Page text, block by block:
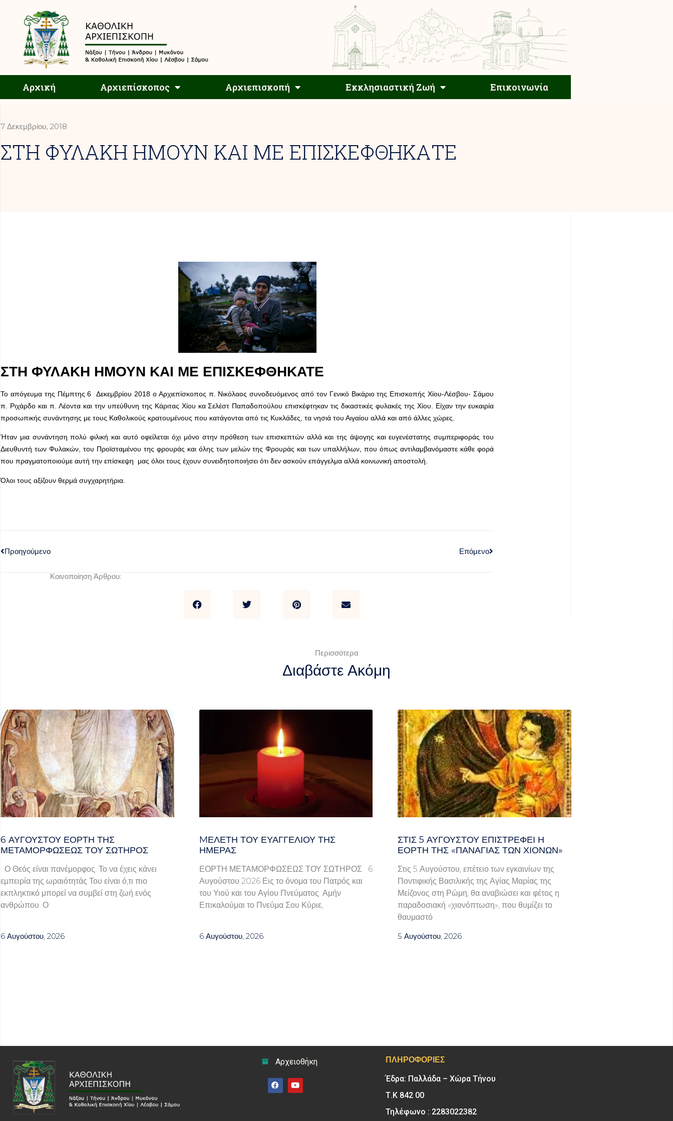
Αρχική Αρχιεπίσκοπος Αρχιεπισκοπή Εκκλησιαστική Ζωή Επικοινωνία
Αρχιεπισκοπή Εκκλησιαστική Ζωή Επικοινωνία
7 Δεκεμβρίου, 2018
ΣΤΗ ΦΥΛΑΚΗ ΗΜΟΥΝ ΚΑΙ ΜΕ ΕΠΙΣΚΕΦΘΗΚΑΤΕ
ΣΤΗ ΦΥΛΑΚΗ ΗΜΟΥΝ ΚΑΙ ΜΕ ΕΠΙΣΚΕΦΘΗΚΑΤΕ
Το απόγευμα της Πέμπτης 6 Δεκεμβρίου 2018 ο Αρχιεπίσκοπος π. Νικόλαος συνοδευόμενος από τον Γενικό Βικάριο της Επισκοπής Χίου-Λέσβου- Σάμου
π. Ριχάρδο και π. Λέοντα και την υπεύθυνη της Κάριτας Χίου κα Σελέστ Παπαδοπούλου επισκέφτηκαν τις δικαστικές φυλακές της Χίου. Είχαν την ευκαιρία
προσωπικής συνάντησης με τους Καθολικούς κρατουμένους που κατάγονται από τις Κυκλάδες, τα νησιά του Αιγαίου αλλά και από άλλες χώρες.
Ήταν μια συνάντηση πολύ φιλική και αυτό οφείλεται όχι μόνο στην πρόθεση των επισκεπτών αλλά και της άψογης και ευγενέστατης συμπεριφοράς του
Διευθυντή των Φυλακών, του Προϊσταμένου της φρουράς και όλης των μελών της Φρουράς και των υπαλλήλων, που όπως αντιλαμβανόμαστε κάθε φορά
που πραγματοποιούμε αυτή την επίσκεψη μας όλοι τους έχουν συνειδητοποιήσει ότι δεν ασκούν επάγγελμα αλλά κοινωνική αποστολή.
Όλοι τους αξίζουν θερμά συγχαρητήρια.
Προηγούμενο Επόμενο
Κοινοποίηση Άρθρου:
Περισσότερα
Διαβάστε Ακόμη
6 ΑΥΓΟΥΣΤΟΥ ΕΟΡΤΗ ΤΗΣ
ΜΕΤΑΜΟΡΦΩΣΕΩΣ ΤΟΥ ΣΩΤΗΡΟΣ
Ο Θεός είναι πανέμορφος. Το να έχεις κάνει
εμπειρία της ωραιότητάς Του είναι ό,τι πιο
εκπληκτικό μπορεί να συμβεί στη ζωή ενός
ανθρώπου. Ο
6 Αυγούστου, 2026
MΕΛΈΤΗ ΤΟΥ ΕΥΑΓΓΕΛΊΟΥ ΤΗΣ
ΗΜΈΡΑΣ
ΕΟΡΤΗ ΜΕΤΑΜΟΡΦΩΣΕΩΣ ΤΟΥ ΣΩΤΗΡΟΣ 6
Αυγούστου 2026 Εις το όνομα του Πατρός και
του Υιού και του Αγίου Πνεύματος. Αμήν
Επικαλούμαι το Πνεύμα Σου Κύριε,
6 Αυγούστου, 2026
ΣΤΙΣ 5 ΑΥΓΟΎΣΤΟΥ ΕΠΙΣΤΡΈΦΕΙ Η
ΕΟΡΤΉ ΤΗΣ «ΠΑΝΑΓΊΑΣ ΤΩΝ ΧΙΌΝΩΝ»
Στις 5 Αυγούστου, επέτειο των εγκαινίων της
Ποντιφικής Βασιλικής της Αγίας Μαρίας της
Μείζονος στη Ρώμη, θα αναβιώσει και φέτος η
παραδοσιακή «χιονόπτωση», που θυμίζει το
θαυμαστό
5 Αυγούστου, 2026
Αρχειοθήκη
ΠΛΗΡΟΦΟΡΊΕΣ
Έδρα: Παλλάδα – Χώρα Τήνου
Τ.Κ 842 00
Τηλέφωνο : 2283022382